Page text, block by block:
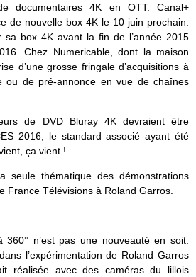
documentaires 4K en OTT. Canal+
de nouvelle box 4K le 10 juin prochain.
sa box 4K avant la fin de l’année 2015
Chez Numericable, dont la maison
d’une grosse fringale d’acquisitions à
ou de pré-annonce en vue de chaînes
de DVD Bluray 4K devraient être
2016, le standard associé ayant été
ça vient !
seule thématique des démonstrations
France Télévisions à Roland Garros.
n’est pas une nouveauté en soit.
l’expérimentation de Roland Garros
réalisée avec des caméras du lillois